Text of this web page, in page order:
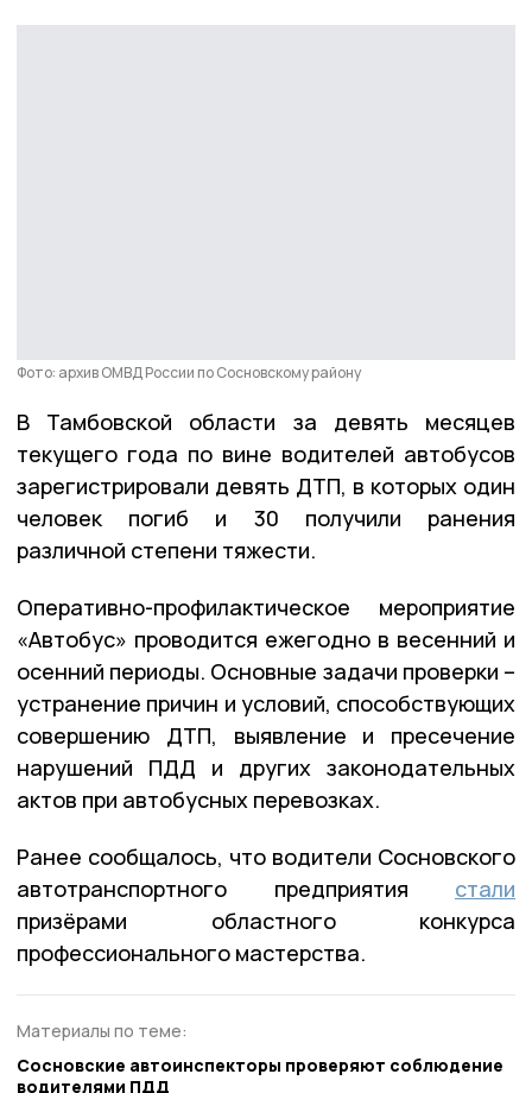
Фото: архив ОМВД России по Сосновскому району
В Тамбовской области за девять месяцев
текущего года по вине водителей автобусов
зарегистрировали девять ДТП, в которых один
человек погиб и 30 получили ранения
различной степени тяжести.
Оперативно-профилактическое мероприятие
«Автобус» проводится ежегодно в весенний и
осенний периоды. Основные задачи проверки –
устранение причин и условий, способствующих
совершению ДТП, выявление и пресечение
нарушений ПДД и других законодательных
актов при автобусных перевозках.
Ранее сообщалось, что водители Сосновского
автотранспортного предприятия стали
призёрами областного конкурса
профессионального мастерства.
Материалы по теме:
Сосновские автоинспекторы проверяют соблюдение
водителями ПДД